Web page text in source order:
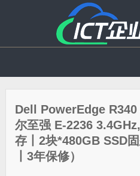
Dell PowerEdge
尔至强 E-2236
存丨2块*480GB SSD
丨3年保修）